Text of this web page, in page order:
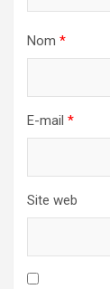
Nom *
E-mail *
Site web